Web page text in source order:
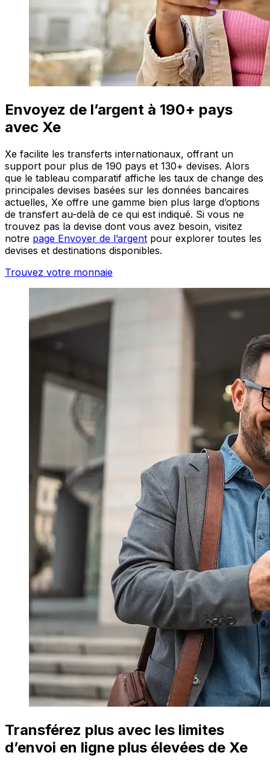
Envoyez de l’argent à 190+ pays
avec Xe
Xe facilite les transferts internationaux, offrant un
support pour plus de 190 pays et 130+ devises. Alors
que le tableau comparatif affiche les taux de change des
principales devises basées sur les données bancaires
actuelles, Xe offre une gamme bien plus large d’options
de transfert au-delà de ce qui est indiqué. Si vous ne
trouvez pas la devise dont vous avez besoin, visitez
notre page Envoyer de l’argent pour explorer toutes les
devises et destinations disponibles.
Trouvez votre monnaie
Transférez plus avec les limites
d’envoi en ligne plus élevées de Xe